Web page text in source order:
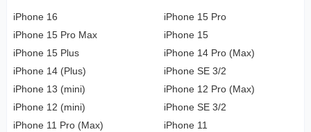
iPhone 16
iPhone 15 Pro
iPhone 15 Pro Max
iPhone 15
iPhone 15 Plus
iPhone 14 Pro (Max)
iPhone 14 (Plus)
iPhone SE 3/2
iPhone 13 (mini)
iPhone 12 Pro (Max)
iPhone 12 (mini)
iPhone SE 3/2
iPhone 11 Pro (Max)
iPhone 11